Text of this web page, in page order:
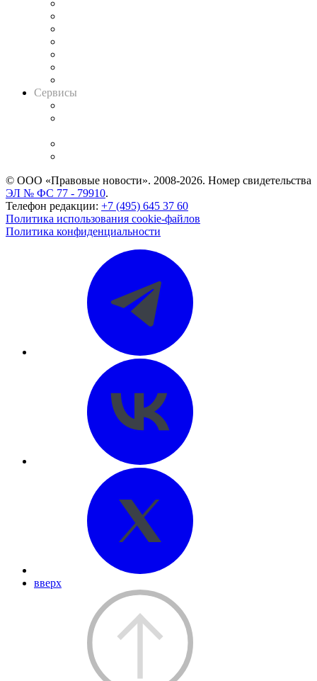
Сервисы
© ООО «Правовые новости». 2008-2026. Номер свидетельства
ЭЛ № ФС 77 - 79910.
Телефон редакции: +7 (495) 645 37 60
Политика использования cookie-файлов
Политика конфиденциальности
вверх